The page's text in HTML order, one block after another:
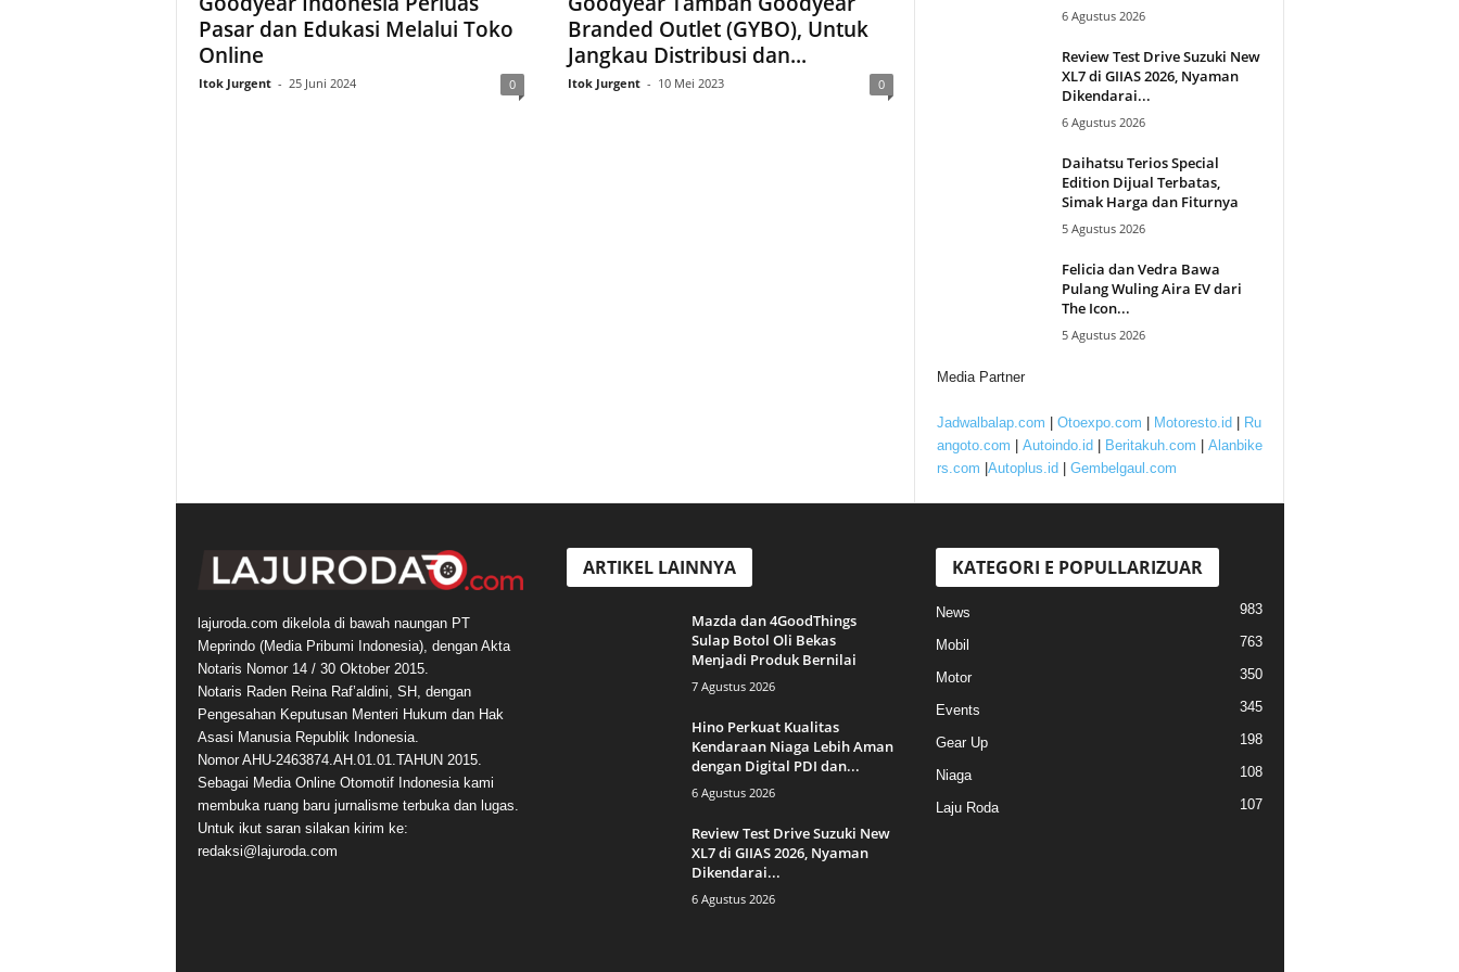
Pasar dan Edukasi Melalui Toko
Online
Itok Jurgent - 25 Juni 2024 0
Branded Outlet (GYBO), Untuk
Jangkau Distribusi dan...
Itok Jurgent - 10 Mei 2023 0
6 Agustus 2026
Review Test Drive Suzuki New
XL7 di GIIAS 2026, Nyaman
Dikendarai...
6 Agustus 2026
Daihatsu Terios Special
Edition Dijual Terbatas,
Simak Harga dan Fiturnya
5 Agustus 2026
Felicia dan Vedra Bawa
Pulang Wuling Aira EV dari
The Icon...
5 Agustus 2026
Media Partner
Jadwalbalap.com Otoexpo.com Motoresto.id
Ru
angoto.com
Autoindo.id Beritakuh.com
Alanbike
rs.com Autoplus.id Gembelgaul.com
lajuroda.com dikelola di bawah naungan PT
Meprindo (Media Pribumi Indonesia), dengan Akta
Notaris Nomor 14 / 30 Oktober 2015.
Notaris Raden Reina Raf’aldini, SH, dengan
Pengesahan Keputusan Menteri Hukum dan Hak
Asasi Manusia Republik Indonesia.
Nomor AHU-2463874.AH.01.01.TAHUN 2015.
Sebagai Media Online Otomotif Indonesia kami
membuka ruang baru jurnalisme terbuka dan lugas.
Untuk ikut saran silakan kirim ke:
redaksi@lajuroda.com
ARTIKEL LAINNYA
Mazda dan 4GoodThings
Sulap Botol Oli Bekas
Menjadi Produk Bernilai
7 Agustus 2026
Hino Perkuat Kualitas
Kendaraan Niaga Lebih Aman
dengan Digital PDI dan...
6 Agustus 2026
Review Test Drive Suzuki New
XL7 di GIIAS 2026, Nyaman
Dikendarai...
6 Agustus 2026
KATEGORI E POPULLARIZUAR
News 983
Mobil 763
Motor 350
Events 345
Gear Up 198
Niaga 108
Laju Roda 107